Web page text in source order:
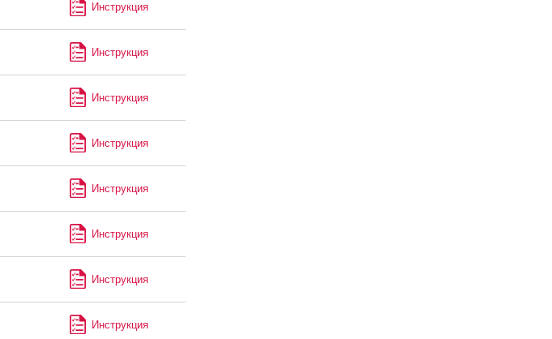
Инструкция
Инструкция
Инструкция
Инструкция
Инструкция
Инструкция
Инструкция
Инструкция